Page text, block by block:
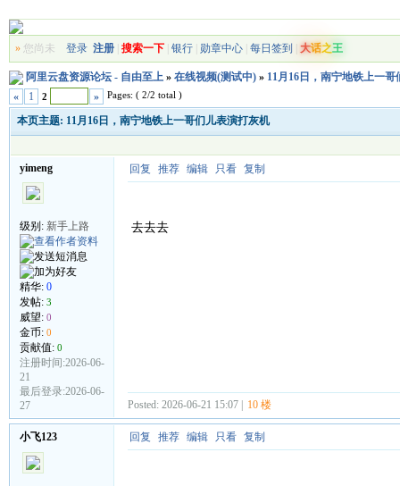
»您尚未 登录 注册| 搜索一下| 银行| 勋章中心| 每日签到 大话之王
阿里云盘资源论坛 - 自由至上» 在线视频(测试中)» 11月16日，南宁地铁上一
«
1 2 » Pages: ( 2/2 total )
本页主题: 11月16日，南宁地铁上一哥们儿表演打灰机
yimeng
级别: 新手上路
精华: 0
发帖: 3
威望: 0
金币: 0
贡献值: 0
注册时间:2026-06-
21
最后登录:2026-06-
27
回复 推荐 编辑 只看 复制
去去去
Posted: 2026-06-21 15:07 | 10 楼
小飞123 回复 推荐 编辑 只看 复制